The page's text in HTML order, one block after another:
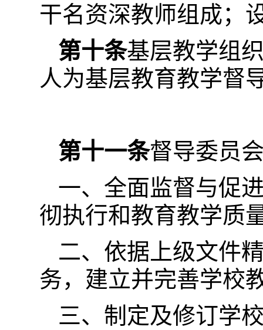
干名资深教师组成；
第十条基层教学组
人为基层教育教学督
第十一条督导委员
一、全面监督与促
彻执行和教育教学质
二、依据上级文件
务，建立并完善学校
三、制定及修订学